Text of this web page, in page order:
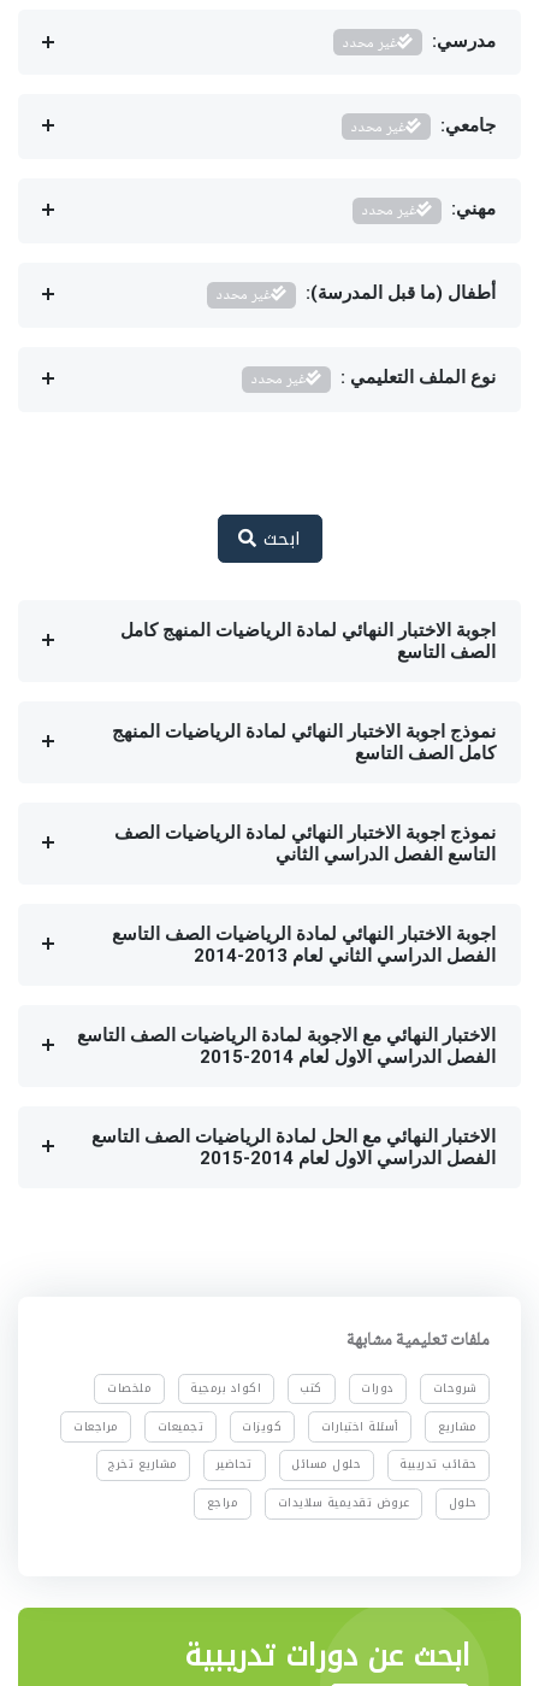
مدرسي: غير محدد
جامعي: غير محدد
مهني: غير محدد
أطفال (ما قبل المدرسة): غير محدد
نوع الملف التعليمي : غير محدد
ابحث
اجوبة الاختبار النهائي لمادة الرياضيات المنهج كامل
الصف التاسع
نموذج اجوبة الاختبار النهائي لمادة الرياضيات المنهج
كامل الصف التاسع
نموذج اجوبة الاختبار النهائي لمادة الرياضيات الصف
التاسع الفصل الدراسي الثاني
اجوبة الاختبار النهائي لمادة الرياضيات الصف التاسع
الفصل الدراسي الثاني لعام 2013-2014
الاختبار النهائي مع الاجوبة لمادة الرياضيات الصف التاسع
الفصل الدراسي الاول لعام 2014-2015
الاختبار النهائي مع الحل لمادة الرياضيات الصف التاسع
الفصل الدراسي الاول لعام 2014-2015
ملفات تعليمية مشابهة
شروحات دورات كتب اكواد برمجية
ملخصات
مشاريع
أسئلة اختبارات كويزات تجميعات
مراجعات
حقائب تدريبية
حلول مسائل تحاضير
مشاريع تخرج
حلول
عروض تقديمية سلايدات مراجع
ابحث عن دورات تدريبية